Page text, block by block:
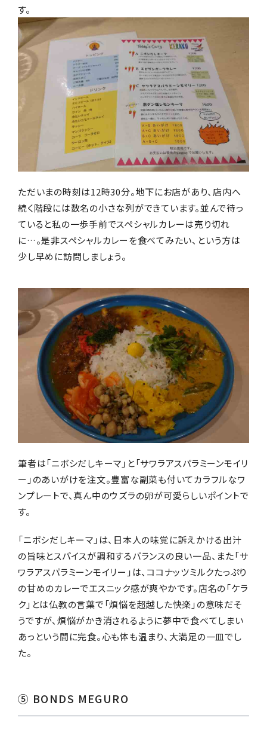
す。
ただいまの時刻は12時30分。地下にお店があり、店内へ
続く階段には数名の小さな列ができています。並んで待っ
ていると私の一歩手前でスペシャルカレーは売り切れ
に…。是非スペシャルカレーを食べてみたい、という方は
少し早めに訪問しましょう。
筆者は「ニボシだしキーマ」と「サワラアスパラミーンモイリ
ー」のあいがけを注文。豊富な副菜も付いてカラフルなワ
ンプレートで、真ん中のウズラの卵が可愛らしいポイントで
す。
「ニボシだしキーマ」は、日本人の味覚に訴えかける出汁
の旨味とスパイスが調和するバランスの良い一品、また「サ
ワラアスパラミーンモイリー」は、ココナッツミルクたっぷり
の甘めのカレーでエスニック感が爽やかです。店名の「ケラ
ク」とは仏教の言葉で「煩悩を超越した快楽」の意味だそ
うですが、煩悩がかき消されるように夢中で食べてしまい
あっという間に完食。心も体も温まり、大満足の一皿でし
た。
⑤ BONDS MEGURO